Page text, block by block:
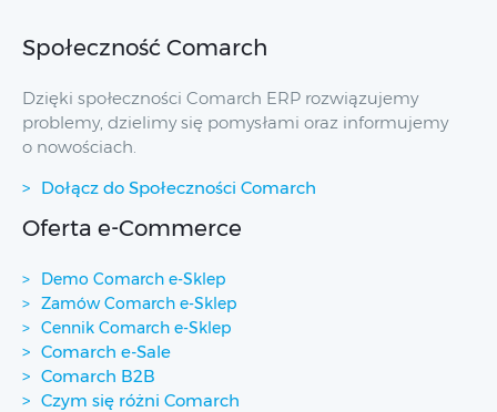
Społeczność Comarch
Dzięki społeczności Comarch ERP rozwiązujemy
problemy, dzielimy się pomysłami oraz informujemy
o nowościach.
Dołącz do Społeczności Comarch
Oferta e-Commerce
Demo Comarch e-Sklep
Zamów Comarch e-Sklep
Cennik Comarch e-Sklep
Comarch e-Sale
Comarch B2B
Czym się różni Comarch